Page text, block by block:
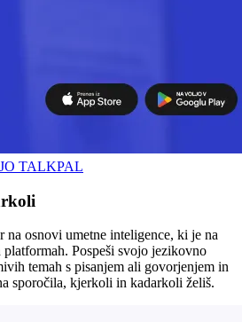
TALKPAL
osnovi umetne inteligence, ki je na
Pospeši svojo jezikovno
temah s pisanjem ali govorjenjem in
sporočila, kjerkoli in kadarkoli želiš.